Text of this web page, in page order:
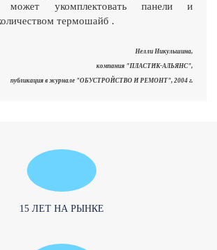
может укомплектовать панели и
термошайб .
Нелли Никульшина,
компания "ПЛАСТИК-АЛЬЯНС",
публикация в журнале "ОБУСТРОЙСТВО И РЕМОНТ", 2004 г.
15 ЛЕТ НА РЫНКЕ